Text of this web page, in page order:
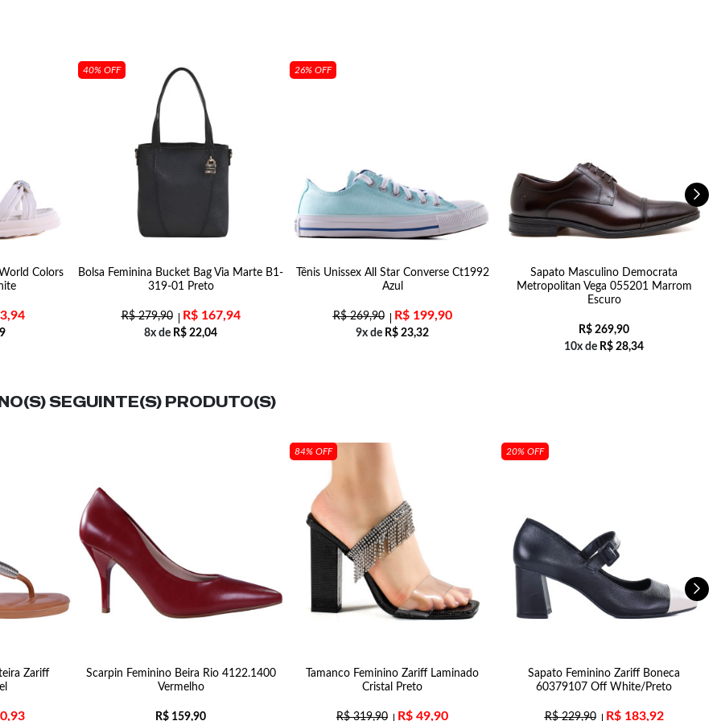
Colors
40% OFF
Bolsa Feminina Bucket Bag Via Marte B1-
319-01 Preto
R$279,90 R$167,94
8x de R$ 22,04
26% OFF
Tênis Unissex All Star Converse Ct1992
Azul
R$269,90 R$199,90
9x de R$ 23,32
Sapato Masculino Democrata
Metropolitan Vega 055201 Marrom
Escuro
R$ 269,90
10x de R$ 28,34
SEGUINTE(S) PRODUTO(S)
Zariff
Scarpin Feminino Beira Rio 4122.1400
Vermelho
R$ 159,90
84% OFF
Tamanco Feminino Zariff Laminado
Cristal Preto
R$319,90 R$ 49,90
20% OFF
Sapato Feminino Zariff Boneca
60379107 Off White/Preto
R$229,90 R$183,92